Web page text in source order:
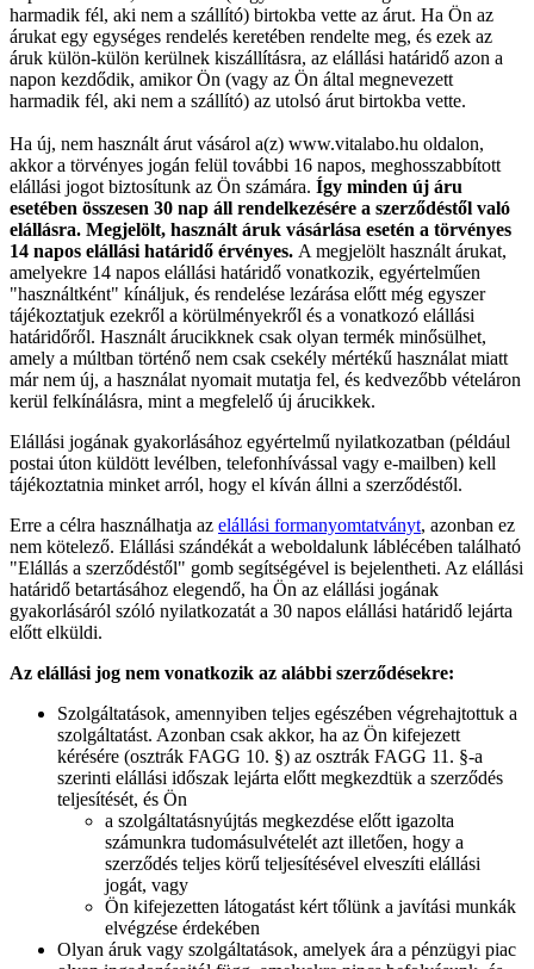
harmadik fél, aki nem a szállító) birtokba vette az árut. Ha Ön az
árukat egy egységes rendelés keretében rendelte meg, és ezek az
áruk külön-külön kerülnek kiszállításra, az elállási határidő azon a
napon kezdődik, amikor Ön (vagy az Ön által megnevezett
harmadik fél, aki nem a szállító) az utolsó árut birtokba vette.
Ha új, nem használt árut vásárol a(z) www.vitalabo.hu oldalon,
akkor a törvényes jogán felül további 16 napos, meghosszabbított
elállási jogot biztosítunk az Ön számára. Így minden új áru
esetében összesen 30 nap áll rendelkezésére a szerződéstől való
elállásra. Megjelölt, használt áruk vásárlása esetén a törvényes
14 napos elállási határidő érvényes. A megjelölt használt árukat,
amelyekre 14 napos elállási határidő vonatkozik, egyértelműen
"használtként" kínáljuk, és rendelése lezárása előtt még egyszer
tájékoztatjuk ezekről a körülményekről és a vonatkozó elállási
határidőről. Használt árucikknek csak olyan termék minősülhet,
amely a múltban történő nem csak csekély mértékű használat miatt
már nem új, a használat nyomait mutatja fel, és kedvezőbb vételáron
kerül felkínálásra, mint a megfelelő új árucikkek.
Elállási jogának gyakorlásához egyértelmű nyilatkozatban (például
postai úton küldött levélben, telefonhívással vagy e-mailben) kell
tájékoztatnia minket arról, hogy el kíván állni a szerződéstől.
Erre a célra használhatja az elállási formanyomtatványt, azonban ez
nem kötelező. Elállási szándékát a weboldalunk láblécében található
"Elállás a szerződéstől" gomb segítségével is bejelentheti. Az elállási
határidő betartásához elegendő, ha Ön az elállási jogának
gyakorlásáról szóló nyilatkozatát a 30 napos elállási határidő lejárta
előtt elküldi.
Az elállási jog nem vonatkozik az alábbi szerződésekre:
Szolgáltatások, amennyiben teljes egészében végrehajtottuk a
szolgáltatást. Azonban csak akkor, ha az Ön kifejezett
kérésére (osztrák FAGG 10. §) az osztrák FAGG 11. §-a
szerinti elállási időszak lejárta előtt megkezdtük a szerződés
teljesítését, és Ön
a szolgáltatásnyújtás megkezdése előtt igazolta
számunkra tudomásulvételét azt illetően, hogy a
szerződés teljes körű teljesítésével elveszíti elállási
jogát, vagy
Ön kifejezetten látogatást kért tőlünk a javítási munkák
elvégzése érdekében
Olyan áruk vagy szolgáltatások, amelyek ára a pénzügyi piac